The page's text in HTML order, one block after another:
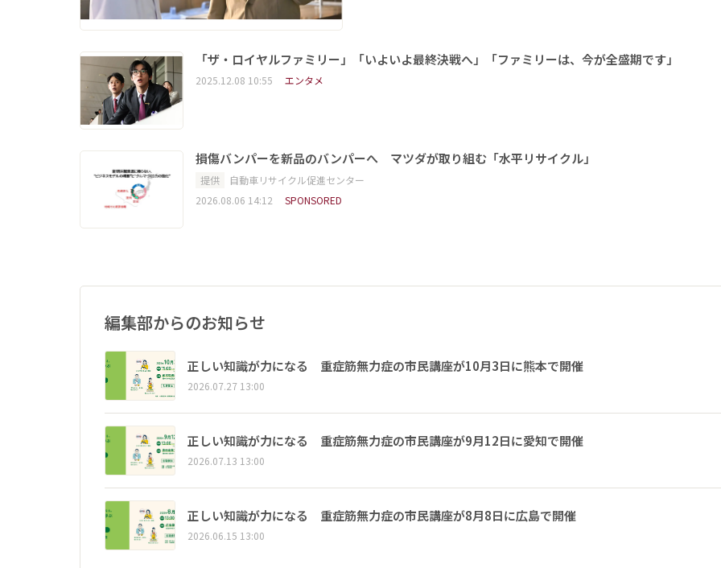
「ザ・ロイヤルファミリー」「いよいよ最終決戦へ」「ファミリーは、今が全盛期です」
2025.12.08 10:55 エンタメ
損傷バンパーを新品のバンパーへ マツダが取り組む「水平リサイクル」
提供
自動車リサイクル促進センター
2026.08.06 14:12
SPONSORED
編集部からのお知らせ
正しい知識が力になる 重症筋無力症の市民講座が10月3日に熊本で開催
2026.07.27 13:00
正しい知識が力になる 重症筋無力症の市民講座が9月12日に愛知で開催
2026.07.13 13:00
正しい知識が力になる 重症筋無力症の市民講座が8月8日に広島で開催
2026.06.15 13:00